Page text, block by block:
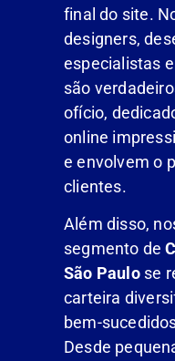
final do site.
designers,
especialistas
são
ofício,
online
e envolvem o
clientes.
Além disso,
segmento de
São Paulose
carteira
bem-
Desde